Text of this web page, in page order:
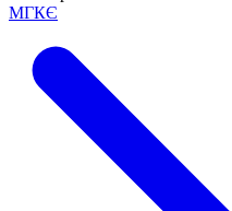
МГКЄ